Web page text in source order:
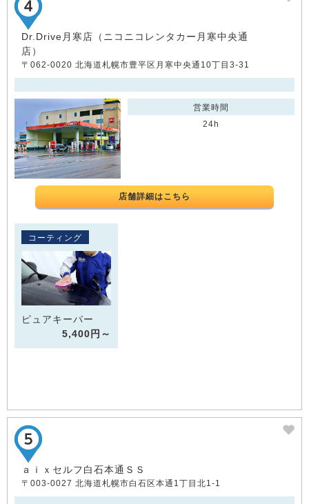
Dr.Drive月寒店（ニコニコレンタカー月寒中央通
店）
〒062-0020 北海道札幌市豊平区月寒中央通10丁目3-31
営業時間
24h
店舗詳細はこちら
コーティング
ピュアキーパー
5,400円～
ａｉｘセルフ白石本通ＳＳ
〒003-0027 北海道札幌市白石区本通1丁目北1-1